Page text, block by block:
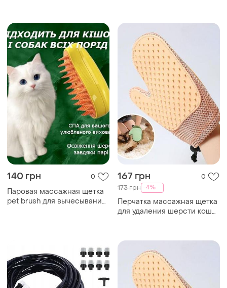
140 грн 0
Паровая массажная щетка
pet brush для вычесывания
167 грн 0
173 грн -4%
Перчатка массажная щетка
для удаления шерсти кошек